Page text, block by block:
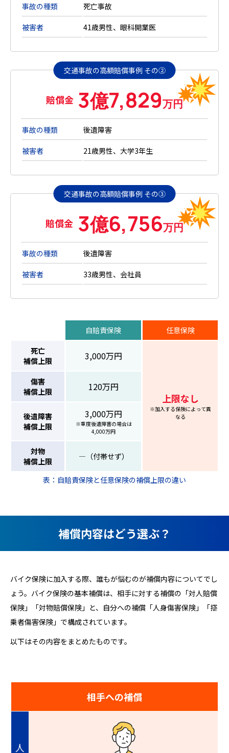
事故の種類 死亡事故
被害者 41歳男性、眼科開業医
交通事故の高額賠償事例 その②
賠償金 3億7,829万円
事故の種類 後遺障害
被害者 21歳男性、大学3年生
交通事故の高額賠償事例 その③
賠償金 3億6,756万円
事故の種類 後遺障害
被害者 33歳男性、会社員
自賠責保険
任意保険
死亡
補償上限
3,000万円
上限なし
※加入する保険によって異
なる
傷害
補償上限
120万円
後遺障害
補償上限
3,000万円
※重度後遺障害の場合は
4,000万円
対物
補償上限
―（付帯せず）
表：自賠責保険と任意保険の補償上限の違い
補償内容はどう選ぶ？
バイク保険に加入する際、誰もが悩むのが補償内容についてでし
ょう。バイク保険の基本補償は、相手に対する補償の「対人賠償
保険」「対物賠償保険」と、自分への補償「人身傷害保険」「搭
乗者傷害保険」で構成されています。
以下はその内容をまとめたものです。
相手への補償